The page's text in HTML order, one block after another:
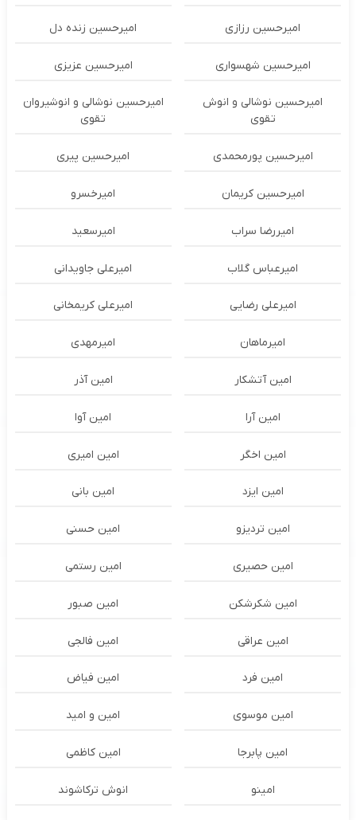
امیرحسین رزازی امیرحسین زنده دل
امیرحسین شهسواری امیرحسین عزیزی
امیرحسین نوشالی و انوش
تقوی
امیرحسین نوشالی و انوشیروان
تقوی
امیرحسین پورمحمدی امیرحسین پیری
امیرحسین کریمان امیرخسرو
امیررضا سراب امیرسعید
امیرعباس گلاب امیرعلی جاویدانی
امیرعلی رضایی امیرعلی کریمخانی
امیرماهان امیرمهدی
امین آتشکار امین آذر
امین آرا امین آوا
امین اخگر امین امیری
امین ایزد امین بانی
امین تردیزو امین حسنی
امین حصیری امین رستمی
امین شکرشکن امین صبور
امین عراقی امین فالجی
امین فرد امین فیاض
امین موسوی امین و امید
امین پابرجا امین کاظمی
امینو انوش ترکاشوند